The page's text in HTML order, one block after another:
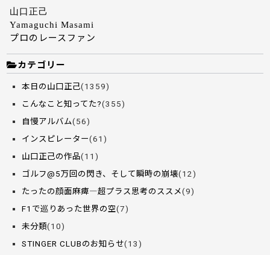
山口正己
Yamaguchi Masami
プロのレースファン
カテゴリー
本日の山口正己(1359)
こんなこと知ってた?(355)
自慢アルバム(56)
インスピレーター(61)
山口正己の作品(11)
ゴルフ@5万回の閃き、そして瞬時の崩壊(12)
たったの顔面麻痺―超プラス思考のススメ(9)
F1で巡りあった世界の空(7)
未分類(10)
STINGER CLUBのお知らせ(13)